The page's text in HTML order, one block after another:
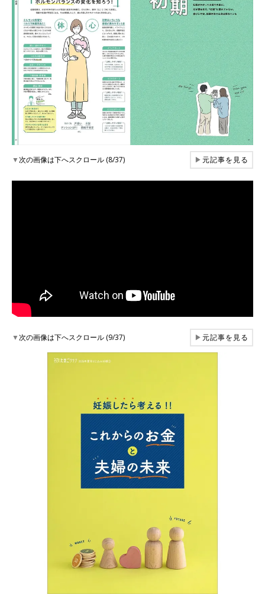
▼次の画像は下へスクロール (8/37) ▶元記事を見る
▼次の画像は下へスクロール (9/37) ▶元記事を見る